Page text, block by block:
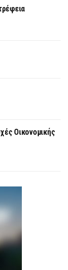
Οικονομικής